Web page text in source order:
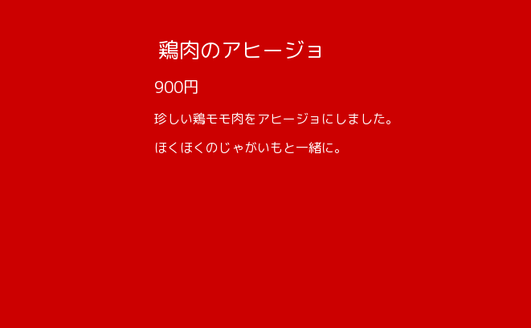
鶏肉のアヒージョ
900円
珍しい鶏モモ肉をアヒージョにしました。
ほくほくのじゃがいもと一緒に。